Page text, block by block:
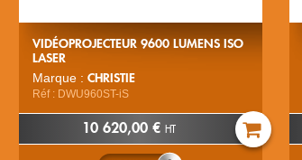
VIDÉOPROJECTEUR 9600 LUMENS ISO
LASER
Marque : CHRISTIE
Réf : DWU960ST-iS
10 620,00 €HT